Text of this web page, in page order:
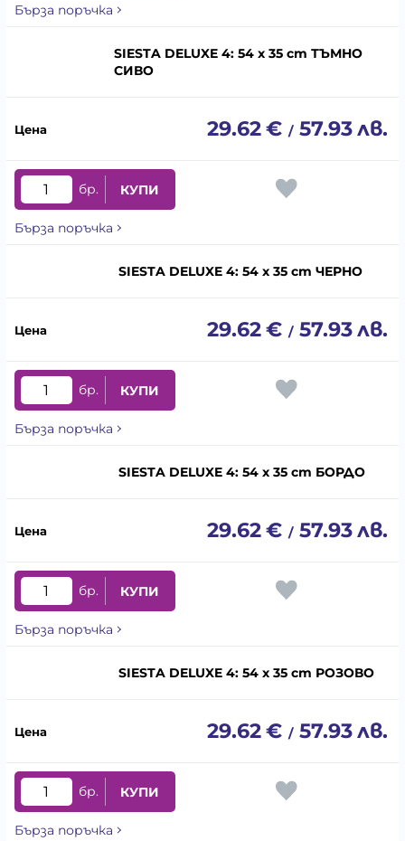
Бърза поръчка
SIESTA DELUXE 4: 54 x 35 cm ТЪМНО
СИВО
29.62€ / 57.93лв.
бр. КУПИ
Бърза поръчка
SIESTA DELUXE 4: 54 x 35 cm ЧЕРНО
29.62€ / 57.93лв.
бр. КУПИ
Бърза поръчка
SIESTA DELUXE 4: 54 x 35 cm БОРДО
29.62€ / 57.93лв.
бр. КУПИ
Бърза поръчка
SIESTA DELUXE 4: 54 x 35 cm РОЗОВО
29.62€ / 57.93лв.
бр. КУПИ
Бърза поръчка